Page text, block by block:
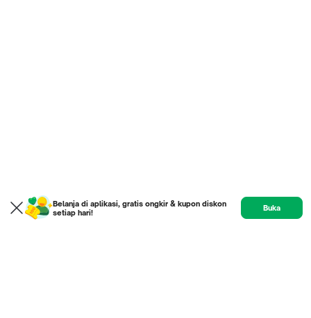
Belanja di aplikasi, gratis ongkir & kupon diskon
setiap hari!
Buka